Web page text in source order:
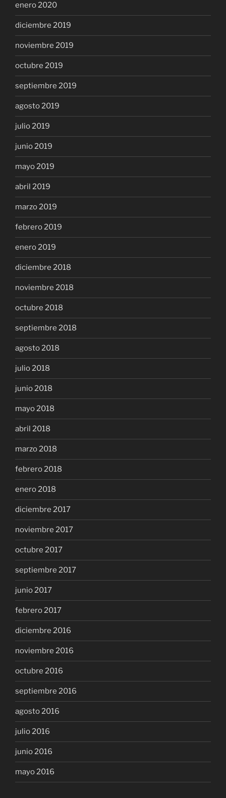
enero 2020
diciembre 2019
noviembre 2019
octubre 2019
septiembre 2019
agosto 2019
julio 2019
junio 2019
mayo 2019
abril 2019
marzo 2019
febrero 2019
enero 2019
diciembre 2018
noviembre 2018
octubre 2018
septiembre 2018
agosto 2018
julio 2018
junio 2018
mayo 2018
abril 2018
marzo 2018
febrero 2018
enero 2018
diciembre 2017
noviembre 2017
octubre 2017
septiembre 2017
junio 2017
febrero 2017
diciembre 2016
noviembre 2016
octubre 2016
septiembre 2016
agosto 2016
julio 2016
junio 2016
mayo 2016